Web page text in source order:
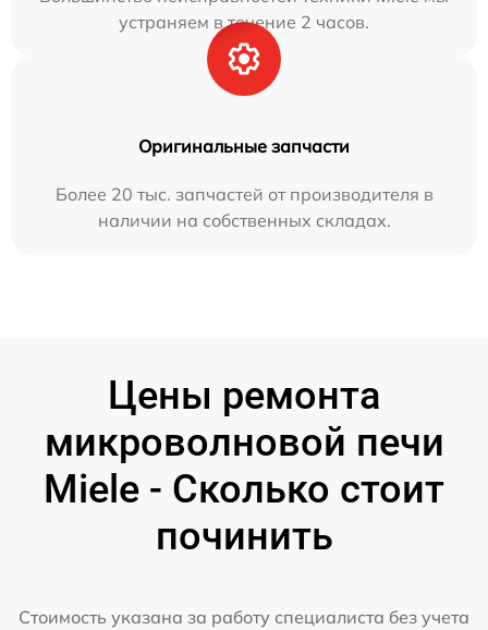
устраняем в течение 2 часов.
Оригинальные запчасти
Более 20 тыс. запчастей от производителя в
наличии на собственных складах.
Цены ремонта
микроволновой печи
Miele - Сколько стоит
починить
Стоимость указана за работу специалиста без учета